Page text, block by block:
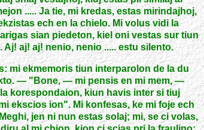
..... Ja tie, mi kredas, estas mirindajhoj,
ech en la chielo. Mi volus vidi la
sian piedeton, kiel oni vestas sur tiun
aj! aj! nenio, nenio ..... estu silento.
mi ekmemoris tiun interparolon de la du
— "Bone, — mi pensis en mi mem, —
korespondaion, kiun havis inter si tiuj
ekscios ion". Mi konfesas, ke mi foje ech
jen ni nun estas solaj; mi, se ci volas,